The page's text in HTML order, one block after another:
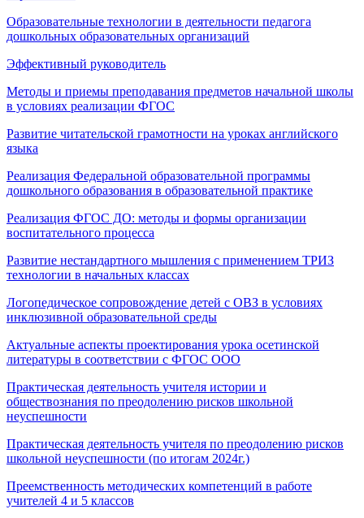
Образовательные технологии в деятельности педагога
дошкольных образовательных организаций
Эффективный руководитель
Методы и приемы преподавания предметов начальной школы
в условиях реализации ФГОС
Развитие читательской грамотности на уроках английского
языка
Реализация Федеральной образовательной программы
дошкольного образования в образовательной практике
Реализация ФГОС ДО: методы и формы организации
воспитательного процесса
Развитие нестандартного мышления с применением ТРИЗ
технологии в начальных классах
Логопедическое сопровождение детей с ОВЗ в условиях
инклюзивной образовательной среды
Актуальные аспекты проектирования урока осетинской
литературы в соответствии с ФГОС ООО
Практическая деятельность учителя истории и
обществознания по преодолению рисков школьной
неуспешности
Практическая деятельность учителя по преодолению рисков
школьной неуспешности (по итогам 2024г.)
Преемственность методических компетенций в работе
учителей 4 и 5 классов